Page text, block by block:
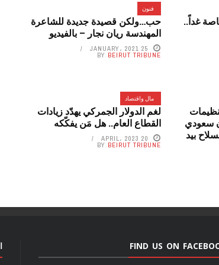
غداً..
فنون
حب…ولكن قصيدة جديدة للشاعرة
المهندسة ريان نجار – بالفيديو
25 JANUARY، 2021
BY BEIRUT TRIBUNE
سعودي
بيد
مال واقتصاد
لغم الدولار الجمركي يهدّد زيادات
القطاع العام.. هل مَن يفكّكه
20 APRIL، 2023
BY BEIRUT TRIBUNE
FIND US ON